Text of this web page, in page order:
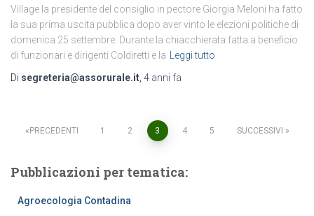
Village la presidente del consiglio in pectore Giorgia Meloni ha fatto
la sua prima uscita pubblica dopo aver vinto le elezioni politiche di
domenica 25 settembre. Durante la chiacchierata fatta a beneficio
di funzionari e dirigenti Coldiretti e la Leggi tutto
Di segreteria@assorurale.it 4 anni fa
Paginazione
degli
articoli
PRECEDENTI 1 2 3 4 5 SUCCESSIVI
Pubblicazioni per tematica:
Agroecologia Contadina